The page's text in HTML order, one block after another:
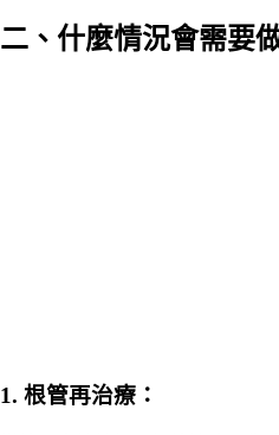
二、什麼情況會需要
1. 根管再治療：